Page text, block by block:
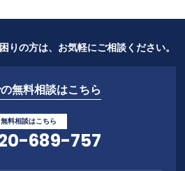
りの方は、お気軽にご相談ください。
無料相談はこちら
無料相談はこちら
689-757